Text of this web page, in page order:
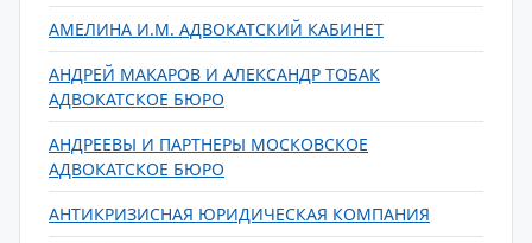
АМЕЛИНА И.М. АДВОКАТСКИЙ КАБИНЕТ
АНДРЕЙ МАКАРОВ И АЛЕКСАНДР ТОБАК
АДВОКАТСКОЕ БЮРО
АНДРЕЕВЫ И ПАРТНЕРЫ МОСКОВСКОЕ
АДВОКАТСКОЕ БЮРО
АНТИКРИЗИСНАЯ ЮРИДИЧЕСКАЯ КОМПАНИЯ